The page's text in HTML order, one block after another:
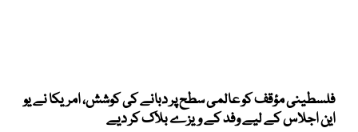
فلسطینی مؤقف کو عالمی سطح پر دبانے کی کوشش، امریکا نے یو
این اجلاس کے لیے وفد کے ویزے بلاک کر دیے